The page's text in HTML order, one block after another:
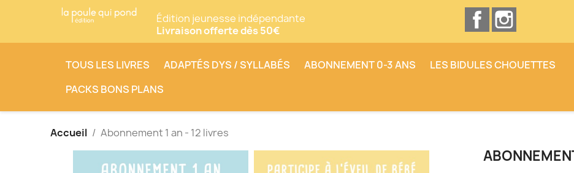
Édition jeunesse indépendante
Livraison offerte dès 50€
Facebook
TOUS LES LIVRES ADAPTÉS DYS / SYLLABÉS ABONNEMENT 0-3 ANS
LES BIDULES CHOUETTES
PACKS BONS PLANS
Accueil Abonnement 1 an - 12 livres